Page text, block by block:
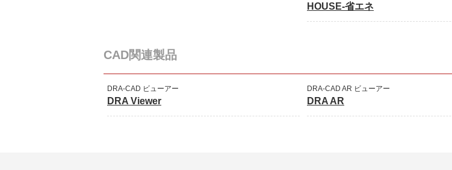
HOUSE-省エネ
CAD関連製品
DRA-CAD ビューアー
DRA Viewer
DRA-CAD AR ビューアー
DRA AR